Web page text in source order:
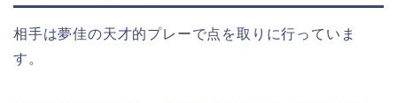
相手は夢佳の天才的プレーで点を取りに行っていま
す。